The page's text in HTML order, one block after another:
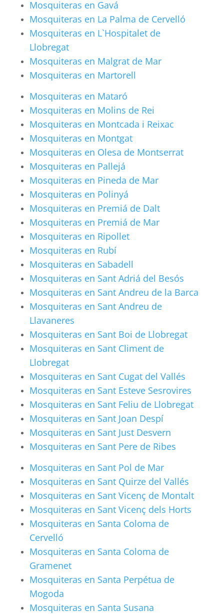
Mosquiteras en Gavá
Mosquiteras en La Palma de Cervelló
Mosquiteras en L`Hospitalet de
Llobregat
Mosquiteras en Malgrat de Mar
Mosquiteras en Martorell
Mosquiteras en Mataró
Mosquiteras en Molins de Rei
Mosquiteras en Montcada i Reixac
Mosquiteras en Montgat
Mosquiteras en Olesa de Montserrat
Mosquiteras en Pallejá
Mosquiteras en Pineda de Mar
Mosquiteras en Polinyá
Mosquiteras en Premiá de Dalt
Mosquiteras en Premiá de Mar
Mosquiteras en Ripollet
Mosquiteras en Rubí
Mosquiteras en Sabadell
Mosquiteras en Sant Adriá del Besós
Mosquiteras en Sant Andreu de la Barca
Mosquiteras en Sant Andreu de
Llavaneres
Mosquiteras en Sant Boi de Llobregat
Mosquiteras en Sant Climent de
Llobregat
Mosquiteras en Sant Cugat del Vallés
Mosquiteras en Sant Esteve Sesrovires
Mosquiteras en Sant Feliu de Llobregat
Mosquiteras en Sant Joan Despí
Mosquiteras en Sant Just Desvern
Mosquiteras en Sant Pere de Ribes
Mosquiteras en Sant Pol de Mar
Mosquiteras en Sant Quirze del Vallés
Mosquiteras en Sant Vicenç de Montalt
Mosquiteras en Sant Vicenç dels Horts
Mosquiteras en Santa Coloma de
Cervelló
Mosquiteras en Santa Coloma de
Gramenet
Mosquiteras en Santa Perpétua de
Mogoda
Mosquiteras en Santa Susana